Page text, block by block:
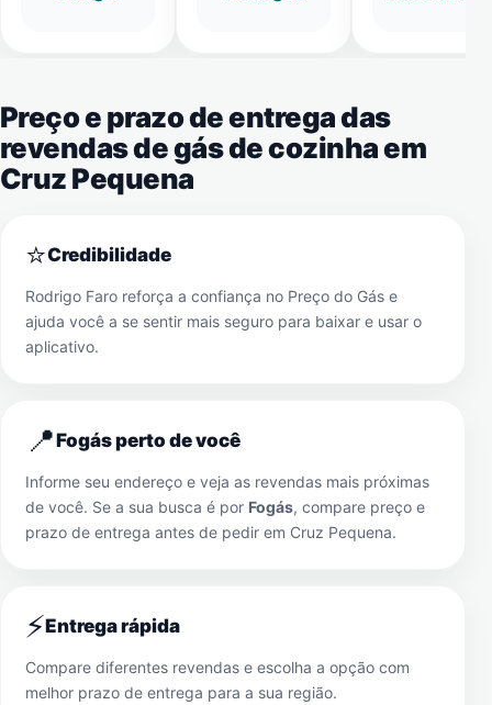
Preço e prazo de entrega das
revendas de gás de cozinha em
Cruz Pequena
⭐Credibilidade
Rodrigo Faro reforça a confiança no Preço do Gás e
ajuda você a se sentir mais seguro para baixar e usar o
aplicativo.
📍Fogás perto de você
Informe seu endereço e veja as revendas mais próximas
de você. Se a sua busca é por Fogás, compare preço e
prazo de entrega antes de pedir em Cruz Pequena.
⚡Entrega rápida
Compare diferentes revendas e escolha a opção com
melhor prazo de entrega para a sua região.